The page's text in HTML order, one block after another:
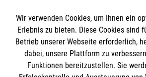
Kursdauer:
8 Unterrichtseinheiten a 45
Jetzt Kurs buchen:
Kindernotfällen
Allergien.
Teilnehmergruppe:
Erzieherinnen und Erzieher,
Informationen
Wir verwenden Cookies, um Ihnen ein
Erlebnis zu bieten. Diese Cookies sind
Betrieb unserer Webseite erforderlich,
dabei, unsere Plattform zu
Funktionen bereitzustellen. Sie